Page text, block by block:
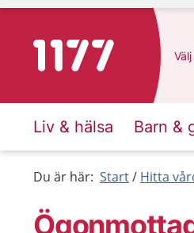
Till startsidan för 1177 Välj
Liv & hälsa Barn &
Du är här: Start Hitta